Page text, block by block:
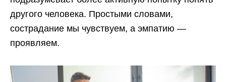
другого человека. Простыми словами,
сострадание мы чувствуем, а эмпатию —
проявляем.